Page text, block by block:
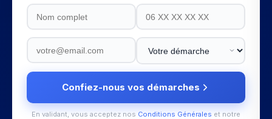
Confiez-nous vos démarches
En validant, vous acceptez nos Conditions Générales et notre